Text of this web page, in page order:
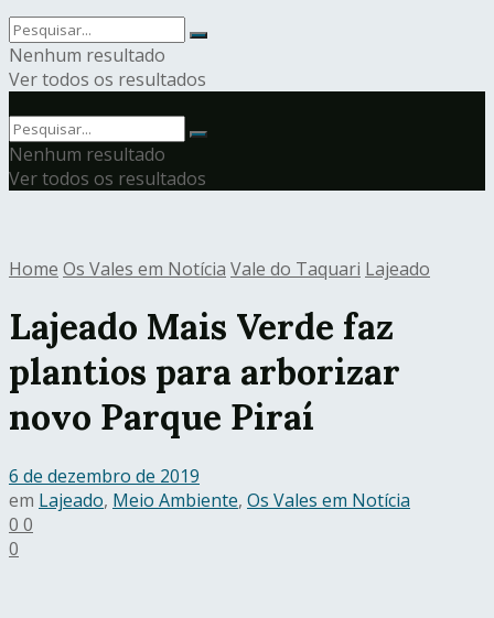
Nenhum resultado
Ver todos os resultados
Nenhum resultado
Ver todos os resultados
Home Os Vales em Notícia Vale do Taquari Lajeado
Lajeado Mais Verde faz
plantios para arborizar
novo Parque Piraí
6 de dezembro de 2019
em Lajeado, Meio Ambiente, Os Vales em Notícia
0 0
0